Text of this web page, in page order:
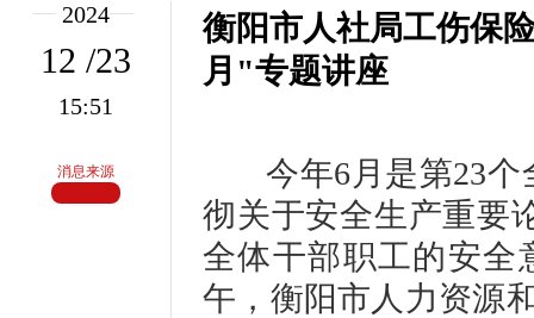
2024
12 /23
15:51
消息来源
衡阳市人社局工伤保
月"专题讲座
今年6月是第23个
彻关于安全生产重要
全体干部职工的安全
午，衡阳市人力资源